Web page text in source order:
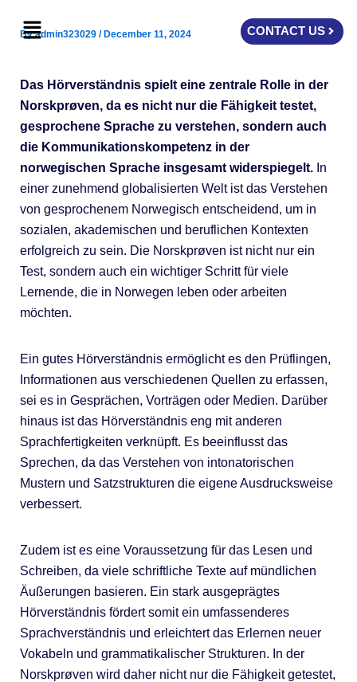
Menu CONTACT US
Byadmin323029 /December 11, 2024
Das Hörverständnis spielt eine zentrale Rolle in der
Norskprøven, da es nicht nur die Fähigkeit testet,
gesprochene Sprache zu verstehen, sondern auch
die Kommunikationskompetenz in der
norwegischen Sprache insgesamt widerspiegelt.In
einer zunehmend globalisierten Welt ist das Verstehen
von gesprochenem Norwegisch entscheidend, um in
sozialen, akademischen und beruflichen Kontexten
erfolgreich zu sein. Die Norskprøven ist nicht nur ein
Test, sondern auch ein wichtiger Schritt für viele
Lernende, die in Norwegen leben oder arbeiten
möchten.
Ein gutes Hörverständnis ermöglicht es den Prüflingen,
Informationen aus verschiedenen Quellen zu erfassen,
sei es in Gesprächen, Vorträgen oder Medien. Darüber
hinaus ist das Hörverständnis eng mit anderen
Sprachfertigkeiten verknüpft. Es beeinflusst das
Sprechen, da das Verstehen von intonatorischen
Mustern und Satzstrukturen die eigene Ausdrucksweise
verbessert.
Zudem ist es eine Voraussetzung für das Lesen und
Schreiben, da viele schriftliche Texte auf mündlichen
Äußerungen basieren. Ein stark ausgeprägtes
Hörverständnis fördert somit ein umfassenderes
Sprachverständnis und erleichtert das Erlernen neuer
Vokabeln und grammatikalischer Strukturen. In der
Norskprøven wird daher nicht nur die Fähigkeit getestet,